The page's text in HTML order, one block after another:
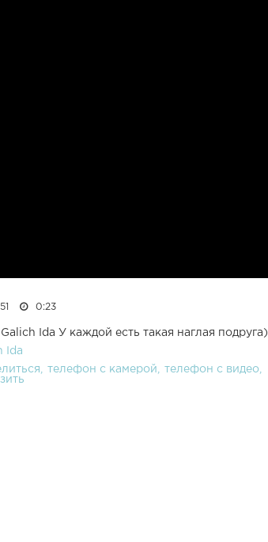
0:23
Ida У каждой есть такая наглая подруга)
Ida
телефон с камерой
телефон с видео